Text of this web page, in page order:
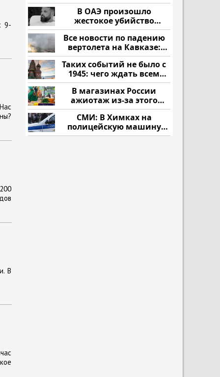
9-
В
В ОАЭ произошло
жестокое убийство
криптомиллионера
Все новости по падению
вертолета на Кавказе:
читать здесь
Таких событий не было с
1945: чего ждать всем
нам?
В магазинах России
ажиотаж из-за этого
продукта: что купить?
СМИ: В Химках на
полицейскую машину
напали и подожгли.